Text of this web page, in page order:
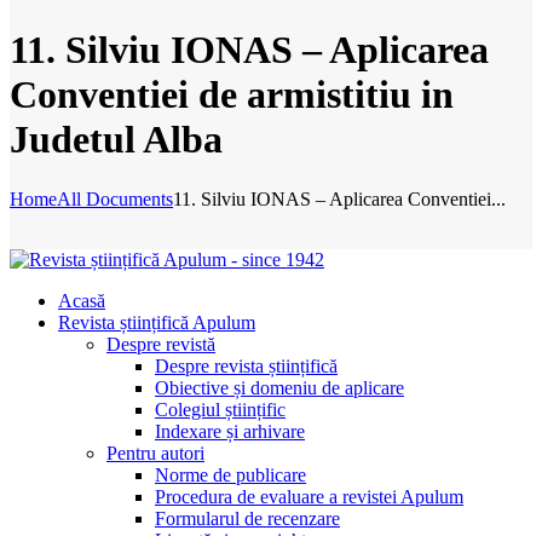
11. Silviu IONAS – Aplicarea
Conventiei de armistitiu in
Judetul Alba
HomeAll Documents11. Silviu IONAS – Aplicarea Conventiei...
Acasă
Revista științifică Apulum
Despre revistă
Despre revista științifică
Obiective și domeniu de aplicare
Colegiul științific
Indexare și arhivare
Pentru autori
Norme de publicare
Procedura de evaluare a revistei Apulum
Formularul de recenzare